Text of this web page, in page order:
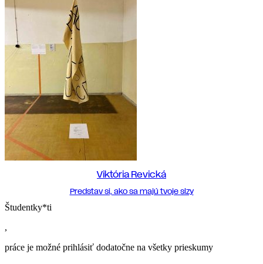
Viktória Revická
Predstav si, ako sa majú tvoje slzy
Študentky*ti
,
práce je možné prihlásiť dodatočne na všetky prieskumy